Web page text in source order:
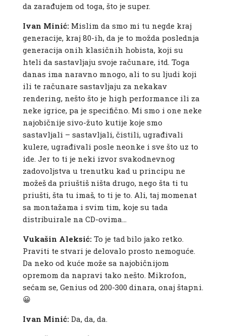
da zarađujem od toga, što je super.
Ivan Minić:Mislim da smo mi tu negde kraj
generacije, kraj 80-ih, da je to možda poslednja
generacija onih klasičnih hobista, koji su
hteli da sastavljaju svoje računare, itd. Toga
danas ima naravno mnogo, ali to su ljudi koji
ili te računare sastavljaju za nekakav
rendering, nešto što je high performance ili za
neke igrice, pa je specifično. Mi smo i one neke
najobičnije sivo-žuto kutije koje smo
sastavljali – sastavljali, čistili, ugrađivali
kulere, ugrađivali posle neonke i sve što uz to
ide. Jer to ti je neki izvor svakodnevnog
zadovoljstva u trenutku kad u principu ne
možeš da priuštiš ništa drugo, nego šta ti tu
priušti, šta tu imaš, to ti je to. Ali, taj momenat
sa montažama i svim tim, koje su tada
distribuirale na CD-ovima…
Vukašin Aleksić:To je tad bilo jako retko.
Praviti te stvari je delovalo prosto nemoguće.
Da neko od kuće može sa najobičnijom
opremom da napravi tako nešto. Mikrofon,
sećam se, Genius od 200-300 dinara, onaj štapni.
😀
Ivan Minić:Da, da, da.